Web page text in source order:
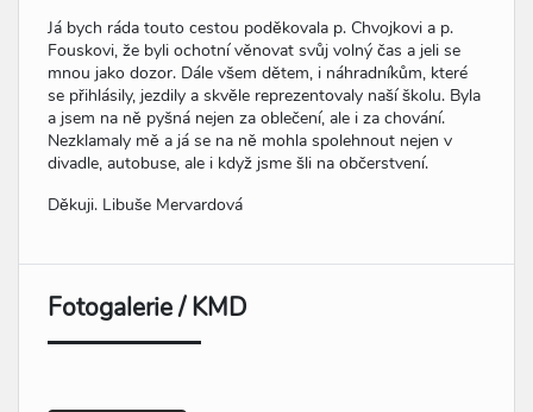
Já bych ráda touto cestou poděkovala p. Chvojkovi a p.
Fouskovi, že byli ochotní věnovat svůj volný čas a jeli se
mnou jako dozor. Dále všem dětem, i náhradníkům, které
se přihlásily, jezdily a skvěle reprezentovaly naší školu. Byla
a jsem na ně pyšná nejen za oblečení, ale i za chování.
Nezklamaly mě a já se na ně mohla spolehnout nejen v
divadle, autobuse, ale i když jsme šli na občerstvení.
Děkuji. Libuše Mervardová
Fotogalerie / KMD